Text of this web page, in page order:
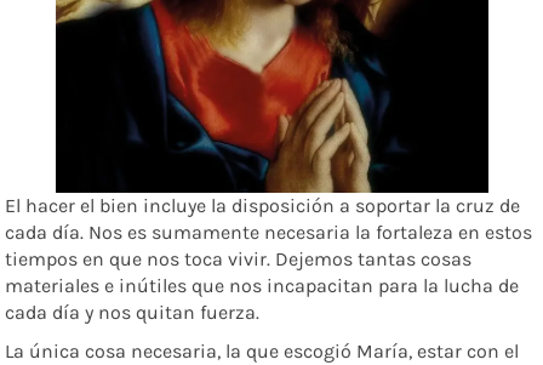
El hacer el bien incluye la disposición a soportar la cruz de
cada día. Nos es sumamente necesaria la fortaleza en estos
tiempos en que nos toca vivir. Dejemos tantas cosas
materiales e inútiles que nos incapacitan para la lucha de
cada día y nos quitan fuerza.
La única cosa necesaria, la que escogió María, estar con el